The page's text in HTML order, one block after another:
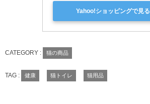
Yahoo!ショッピングで見る
CATEGORY : 猫の商品
TAG : 健康 猫トイレ 猫用品